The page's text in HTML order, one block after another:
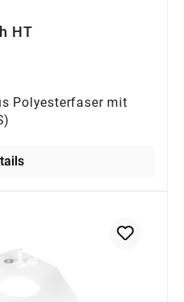
HT
Polyesterfaser mit